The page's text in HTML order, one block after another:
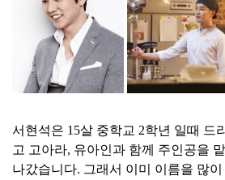
서현석은 15살 중학교 2학년 일때 드
고 고아라, 유아인과 함께 주인공을
나갔습니다. 그래서 이미 이름을 많